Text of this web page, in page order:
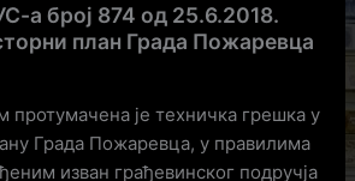
број 874 од 25.6.2018.
план Града Пожаревца
је техничка грешка у
Града Пожаревца, у правилима
изван грађевинског подручја